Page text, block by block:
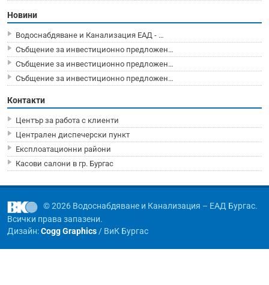
Новини
Водоснабдяване и Канализация ЕАД - …
Събщение за инвестиционно предложен…
Събщение за инвестиционно предложен…
Събщение за инвестиционно предложен…
Контакти
Център за работа с клиенти
Централен диспечерски пункт
Експлоатационни райони
Касови салони в гр. Бургас
© 2026 Водоснабдяване и Канализация – ЕАД Бургас.
Всички права запазени.
Дизайн:Cogg Graphics / ВиК Бургас